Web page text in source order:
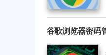
谷歌浏览器密码